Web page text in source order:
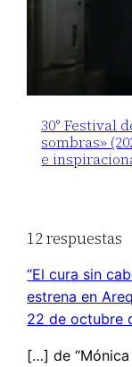
30° Festival
sombras»
e
12 respuestas
“El cura sin
estrena en
22 de octubre
[…] de